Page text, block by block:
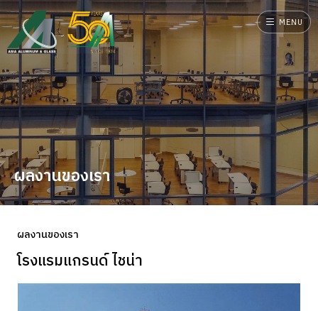
MENU
ผลงานของเรา
ผลงานของเรา
โรงแรมแกรนด์ ไชน่า